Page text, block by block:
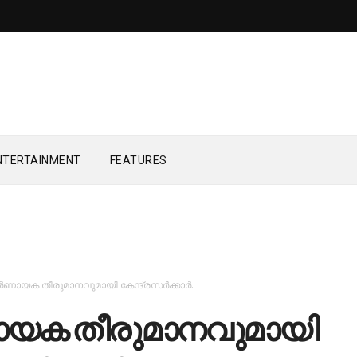
FEATURES
തീരുമാനവുമായി കേന്ദ്രസര്‍ക്കാര്‍.
തീരുമാനവുമായി